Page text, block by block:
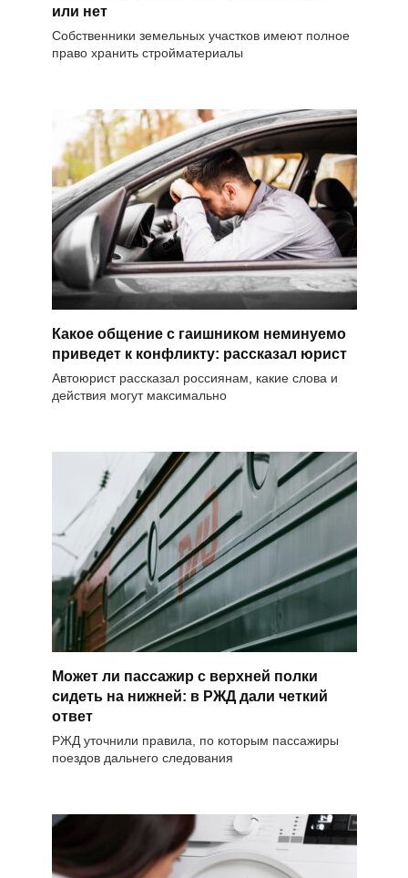
или нет
Собственники земельных участков имеют полное
право хранить стройматериалы
Какое общение с гаишником неминуемо
приведет к конфликту: рассказал юрист
Автоюрист рассказал россиянам, какие слова и
действия могут максимально
Может ли пассажир с верхней полки
сидеть на нижней: в РЖД дали четкий
ответ
РЖД уточнили правила, по которым пассажиры
поездов дальнего следования